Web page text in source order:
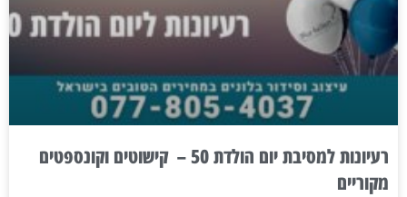
רעיונות למסיבת יום הולדת 50 – קישוטים וקונספטים
מקוריים